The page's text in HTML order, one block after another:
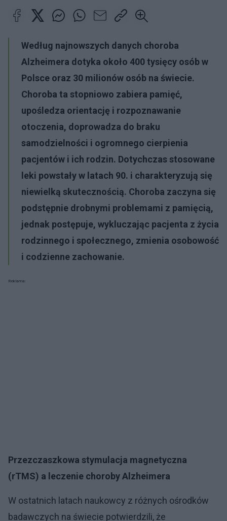
Według najnowszych danych choroba
Alzheimera dotyka około 400 tysięcy osób w
Polsce oraz 30 milionów osób na świecie.
Choroba ta stopniowo zabiera pamięć,
upośledza orientację i rozpoznawanie
otoczenia, doprowadza do braku
samodzielności i ogromnego cierpienia
pacjentów i ich rodzin. Dotychczas stosowane
leki powstały w latach 90. i charakteryzują się
niewielką skutecznością. Choroba zaczyna się
podstępnie drobnymi problemami z pamięcią,
jednak postępuje, wykluczając pacjenta z życia
rodzinnego i społecznego, zmienia osobowość
i codzienne zachowanie.
Reklama:
Przezczaszkowa stymulacja magnetyczna
(rTMS) a leczenie choroby Alzheimera
W ostatnich latach naukowcy z różnych ośrodków
badawczych na świecie potwierdzili, że